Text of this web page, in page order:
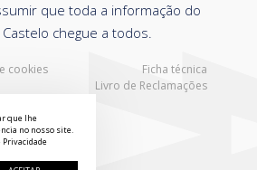
cookies
Ficha técnica
Livro de Reclamações
que toda a informação do
chegue a todos.
que lhe
no nosso site.
Privacidade